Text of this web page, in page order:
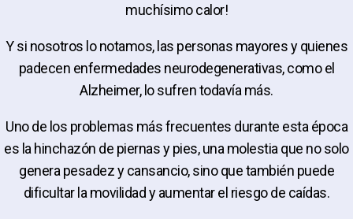
muchísimo calor!
Y si nosotros lo notamos, las personas mayores y quienes
padecen enfermedades neurodegenerativas, como el
Alzheimer, lo sufren todavía más.
Uno de los problemas más frecuentes durante esta época
es la hinchazón de piernas y pies, una molestia que no solo
genera pesadez y cansancio, sino que también puede
dificultar la movilidad y aumentar el riesgo de caídas.